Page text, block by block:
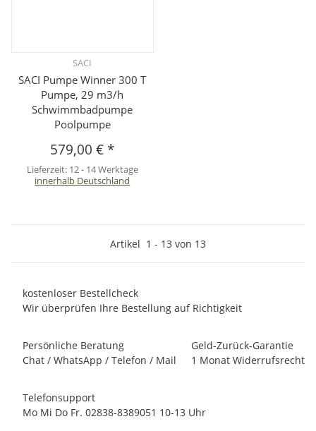
SACI
SACI Pumpe Winner 300 T
Pumpe, 29 m3/h
Schwimmbadpumpe
Poolpumpe
579,00 € *
Lieferzeit: 12 - 14 Werktage
innerhalb Deutschland
Artikel 1 - 13 von 13
kostenloser Bestellcheck
Wir überprüfen Ihre Bestellung auf Richtigkeit
Persönliche Beratung
Chat / WhatsApp / Telefon / Mail
Geld-Zurück-Garantie
1 Monat Widerrufsrecht
Telefonsupport
Mo Mi Do Fr. 02838-8389051 10-13 Uhr